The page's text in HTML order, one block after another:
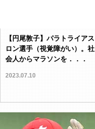
【円尾敦子】パラトライアス
ロン選手（視覚障がい）。社
会人からマラソンを．．．
2023.07.10